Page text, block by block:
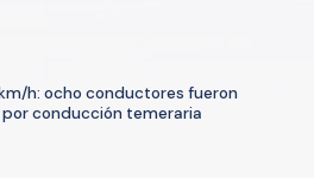
h: ocho conductores fueron
conducción temeraria